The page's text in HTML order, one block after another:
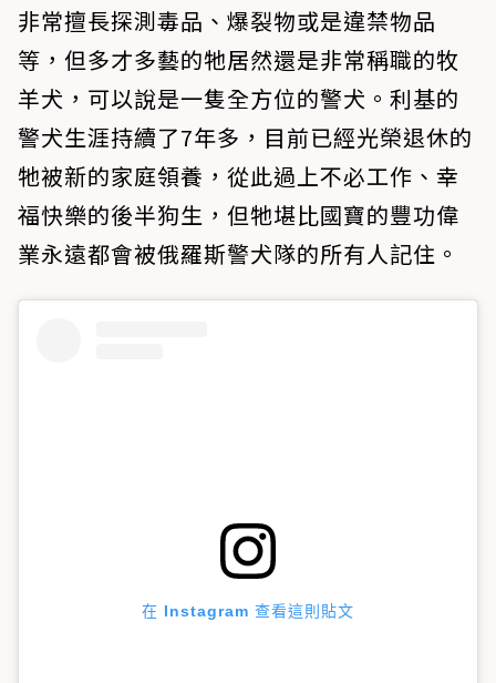
非常擅長探測毒品、爆裂物或是違禁物品
等，但多才多藝的牠居然還是非常稱職的牧
羊犬，可以說是一隻全方位的警犬。利基的
警犬生涯持續了7年多，目前已經光榮退休的
牠被新的家庭領養，從此過上不必工作、幸
福快樂的後半狗生，但牠堪比國寶的豐功偉
業永遠都會被俄羅斯警犬隊的所有人記住。
在 Instagram 查看這則貼文